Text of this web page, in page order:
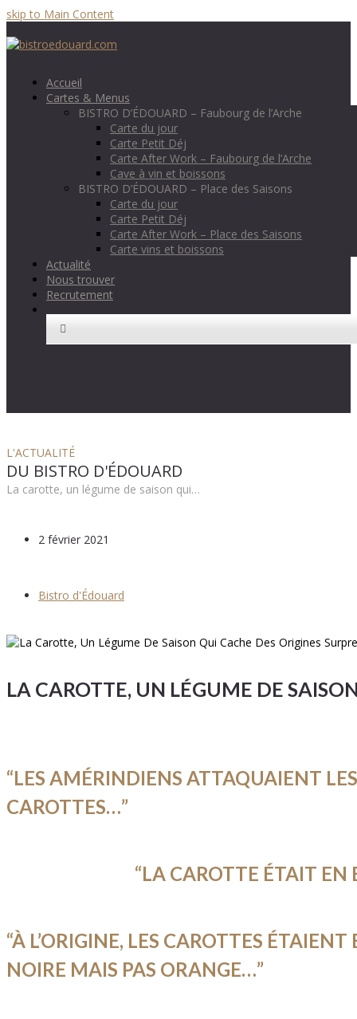
skip to Main Content
Accueil
Cartes & Menus
BISTRO D’ÉDOUARD – Faubourg de l’Arche
Carte du jour
Carte Petit Déj
Carte After Work – Faubourg de l’Arche
Cave à vin et boissons
BISTRO D’ÉDOUARD – Place des Saisons
Carte du jour
Carte Petit Déj
Carte After Work – Place des Saisons
Carte vins et boissons
Actualité
Nous trouver
Recrutement
L'ACTUALITÉ
DU BISTRO D'ÉDOUARD
La carotte, un légume de saison qui…
2 février 2021
Bistro d'Édouard
LA CAROTTE, UN LÉGUME DE
“LES AMÉRINDIENS ATTAQUAIENT
CAROTTES…”
“LA CAROTTE ÉTAIT EN
“À L’ORIGINE, LES CAROTTES
NOIRE MAIS PAS ORANGE…”